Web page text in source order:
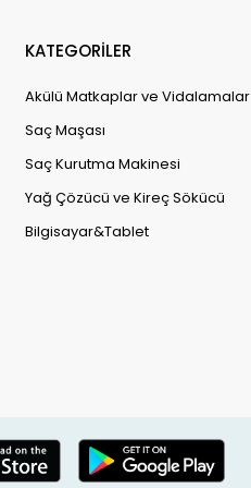
KATEGORİLER
Akülü Matkaplar ve Vidalamalar
Saç Maşası
Saç Kurutma Makinesi
Yağ Çözücü ve Kireç Sökücü
Bilgisayar&Tablet